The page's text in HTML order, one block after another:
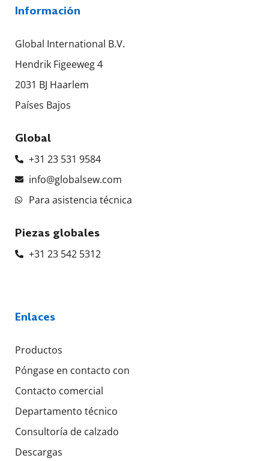
Información
Global International B.V.
Hendrik Figeeweg 4
2031 BJ Haarlem
Países Bajos
Global
+31 23 531 9584
info@globalsew.com
Para asistencia técnica
Piezas globales
+31 23 542 5312
Enlaces
Productos
Póngase en contacto con
Contacto comercial
Departamento técnico
Consultoría de calzado
Descargas